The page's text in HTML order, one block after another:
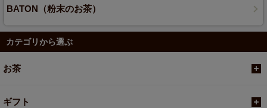
BATON（粉末のお茶）
カテゴリから選ぶ
お茶
ギフト